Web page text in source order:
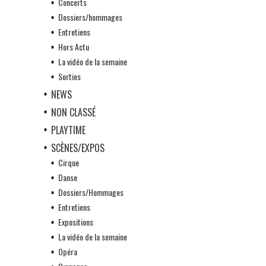
Dossiers/hommages
Entretiens
Hors Actu
La vidéo de la semaine
Sorties
NEWS
NON CLASSÉ
PLAYTIME
SCÈNES/EXPOS
Cirque
Danse
Dossiers/Hommages
Entretiens
Expositions
La vidéo de la semaine
Opéra